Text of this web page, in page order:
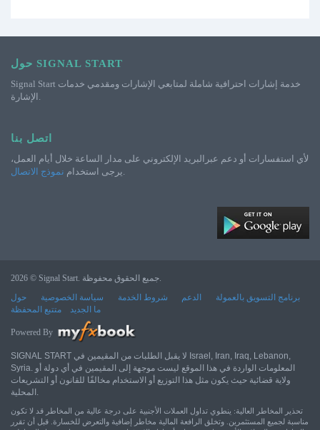
حول SIGNAL START
Signal Start خدمة إشارات احترافية شاملة لمتابعي الإشارات ومقدمي خدمات
الإشارة.
اتصل بنا
لأي استفسارات أو دعم عبرالبريد الإلكتروني على مدار الساعة خلال أيام العمل،
يرجى استخدام نموذج الاتصال .
2026 © Signal Start. جميع الحقوق محفوظة.
حول
سياسة الخصوصية شروط الخدمة الدعم
برنامج التسويق بالعمولة
متتبع المحفظة
ما الجديد
Powered By
SIGNAL START لا يقبل الطلبات من المقيمين في Israel, Iran, Iraq, Lebanon,
Syria. المعلومات الواردة في هذا الموقع ليست موجهة إلى المقيمين في أي دولة أو
ولاية قضائية حيث يكون مثل هذا التوزيع أو الاستخدام مخالفًا للقانون أو التشريعات
المحلية.
تحذير المخاطر العالية: ينطوي تداول العملات الأجنبية على درجة عالية من المخاطر قد لا تكون
مناسبة لجميع المستثمرين. وتخلق الرافعة المالية مخاطر إضافية والتعرض للخسارة. قبل أن تقرر